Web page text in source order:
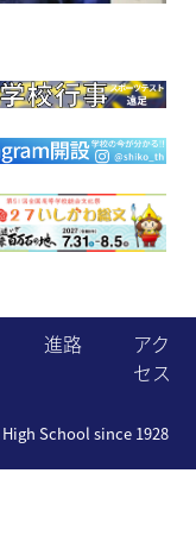
進路
アク
セス
School since 1928